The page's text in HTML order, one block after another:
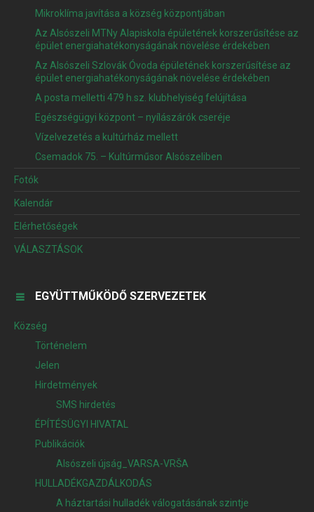
Mikroklíma javítása a község központjában
Az Alsószeli MTNy Alapiskola épületének korszerűsítése az
épület energiahatékonyságának növelése érdekében
Az Alsószeli Szlovák Óvoda épületének korszerűsítése az
épület energiahatékonyságának növelése érdekében
A posta melletti 479 h.sz. klubhelyiség felújítása
Egészségügyi központ – nyílászárók cseréje
Vízelvezetés a kultúrház mellett
Csemadok 75. – Kultúrműsor Alsószeliben
Fotók
Kalendár
Elérhetőségek
VÁLASZTÁSOK
EGYÜTTMŰKÖDŐ SZERVEZETEK
Község
Történelem
Jelen
Hirdetmények
SMS hirdetés
ÉPÍTÉSÜGYI HIVATAL
Publikációk
Alsószeli újság_VARSA-VRŠA
HULLADÉKGAZDÁLKODÁS
A háztartási hulladék válogatásának szintje